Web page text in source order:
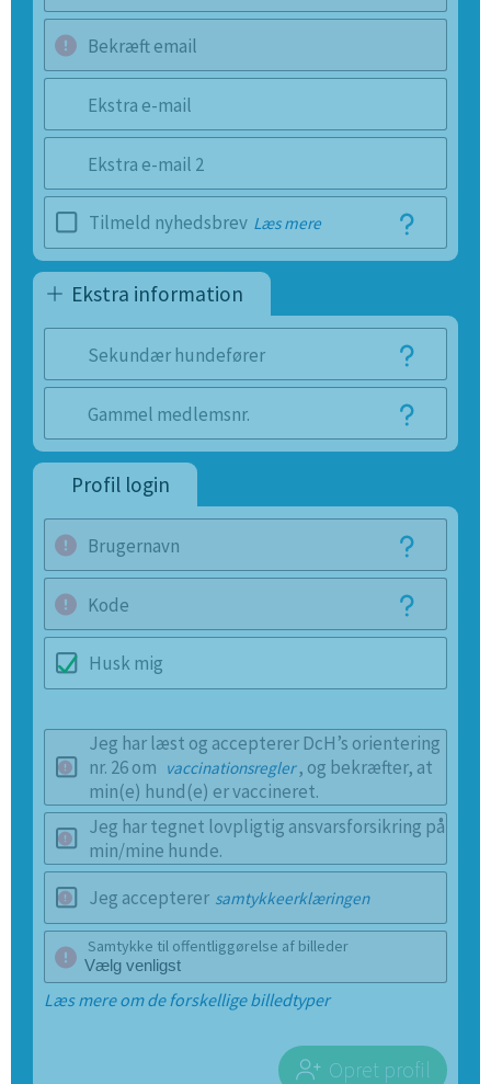
Bekræft email
Ekstra e-mail
Ekstra e-mail 2
Tilmeld nyhedsbrev Læs mere
Ekstra information
Sekundær hundefører
Gammel medlemsnr.
Profil login
Brugernavn
Kode
Husk mig
Jeg har læst og accepterer DcH’s orientering
nr. 26 om vaccinationsregler, og bekræfter, at
min(e) hund(e) er vaccineret.
Jeg har tegnet lovpligtig ansvarsforsikring på
min/mine hunde.
Jeg accepterer samtykkeerklæringen
Samtykke til offentliggørelse af billeder
Læs mere om de forskellige billedtyper
Opret profil